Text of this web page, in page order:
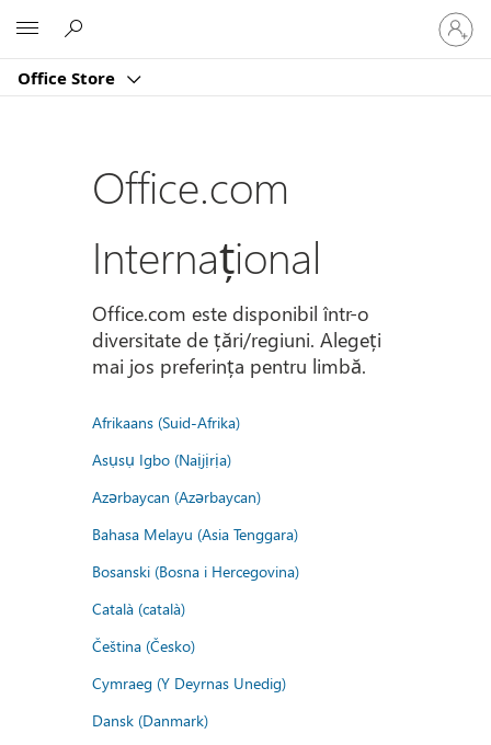
Office Store
vă
la
dvs.
Office.com
Internațional
Office.com este disponibil într-o
diversitate de țări/regiuni. Alegeți
mai jos preferința pentru limbă.
Afrikaans (Suid-Afrika)
Asụsụ Igbo (Naịjịrịa)
Azərbaycan (Azərbaycan)
Bahasa Melayu (Asia Tenggara)
Bosanski (Bosna i Hercegovina)
Català (català)
Čeština (Česko)
Cymraeg (Y Deyrnas Unedig)
Dansk (Danmark)